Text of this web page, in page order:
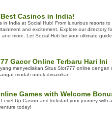
Casinos in India!
in India at Social Hub! From luxurious resorts
and excitement. Explore our directory
more. Let Social Hub be your ultimate
Gacor Online Terbaru Hari Ini
menyediakan Situs Slot777 online dengan
mudah untuk dimainkan.
Games with Welcome
Up Casino and kickstart your journey with
today!